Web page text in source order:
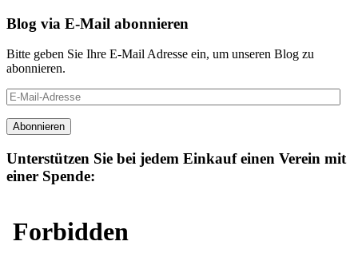
Blog via E-Mail abonnieren
Bitte geben Sie Ihre E-Mail Adresse ein, um unseren Blog zu
abonnieren.
E-
Mail-
Adresse
Abonnieren
Unterstützen Sie bei jedem Einkauf einen Verein mit
einer Spende: